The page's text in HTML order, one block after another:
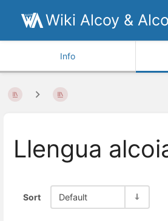
Wiki Alcoy &
Info
Llengua
Sort Default